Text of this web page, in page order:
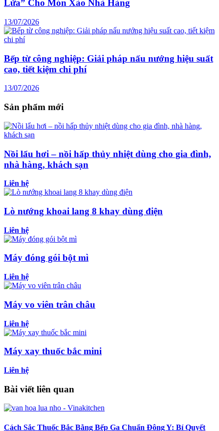
Lửa” Cho Món Xào Nhà Hàng
13/07/2026
Bếp từ công nghiệp: Giải pháp nấu nướng hiệu suất
cao, tiết kiệm chi phí
13/07/2026
Sản phẩm mới
Nồi lẩu hơi – nồi hấp thủy nhiệt dùng cho gia đình,
nhà hàng, khách sạn
Liên hệ
Lò nướng khoai lang 8 khay dùng điện
Liên hệ
Máy đóng gói bột mì
Liên hệ
Máy vo viên trân châu
Liên hệ
Máy xay thuốc bắc mini
Liên hệ
Bài viết liên quan
Cách Sắc Thuốc Bắc Bằng Bếp Ga Chuẩn Đông Y: Bí Quyết